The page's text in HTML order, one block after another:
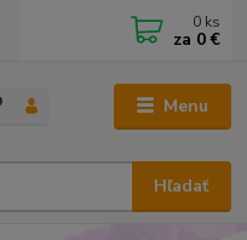
Menu
Hľadať
0 ks
za 0 €